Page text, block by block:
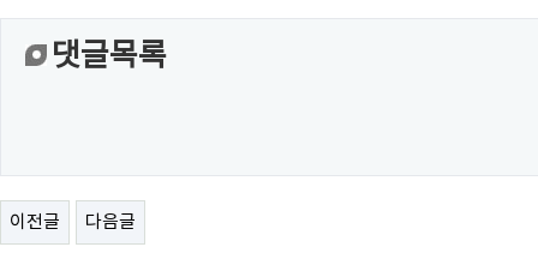
댓글목록
이전글 다음글